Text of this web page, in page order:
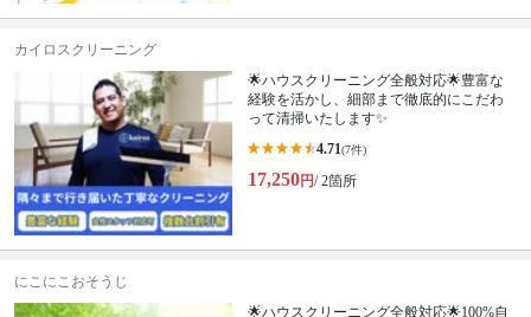
カイロスクリーニング
🌟ハウスクリーニング全般対応🌟豊富な
経験を活かし、細部まで徹底的にこだわ
って清掃いたします✨
4.71(7件)
17,250円/ 2箇所
にこにこおそうじ
🌟ハウスクリーニング全般対応🌟100%自